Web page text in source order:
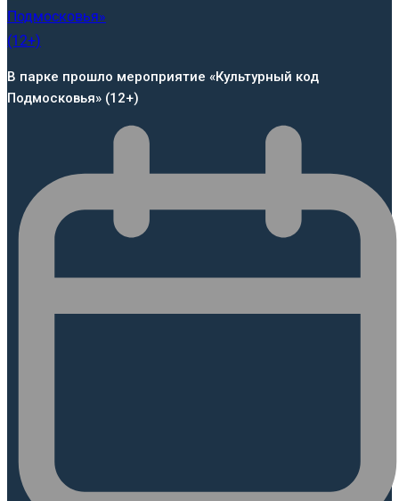
В парке прошло мероприятие «Культурный код
Подмосковья» (12+)